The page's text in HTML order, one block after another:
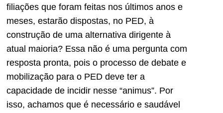
filiações que foram feitas nos últimos anos e
meses, estarão dispostas, no PED, à
construção de uma alternativa dirigente à
atual maioria? Essa não é uma pergunta com
resposta pronta, pois o processo de debate e
mobilização para o PED deve ter a
capacidade de incidir nesse “animus”. Por
isso, achamos que é necessário e saudável